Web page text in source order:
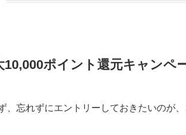
10,000ポイント還元キャンペ
、忘れずにエントリーしておきたいのが